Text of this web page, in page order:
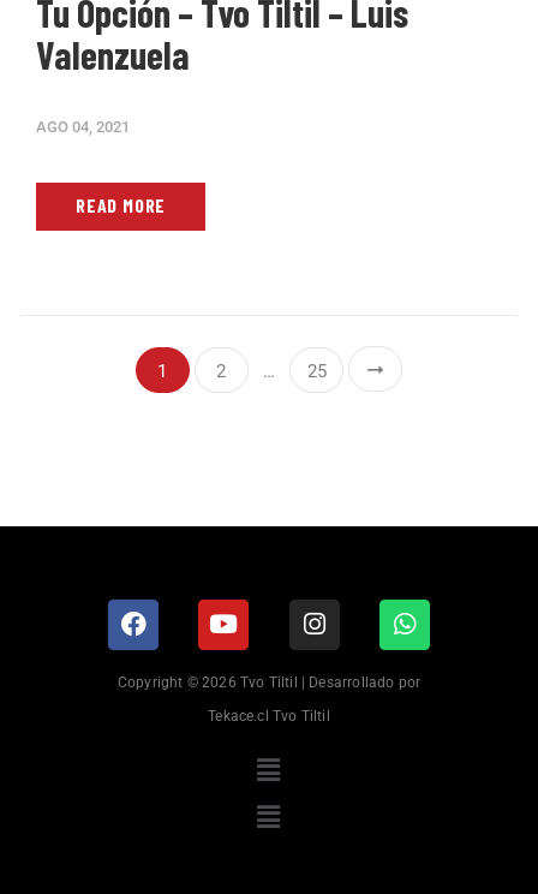
Tu Opción – Tvo Tiltil – Luis
Valenzuela
AGO 04, 2021
READ MORE
1 2 … 25
Copyright © 2026 Tvo Tiltil | Desarrollado por
Tekace.cl Tvo Tiltil